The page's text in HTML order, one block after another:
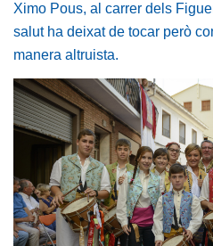
Ximo Pous, al carrer dels
salut ha deixat de tocar però
manera altruista.